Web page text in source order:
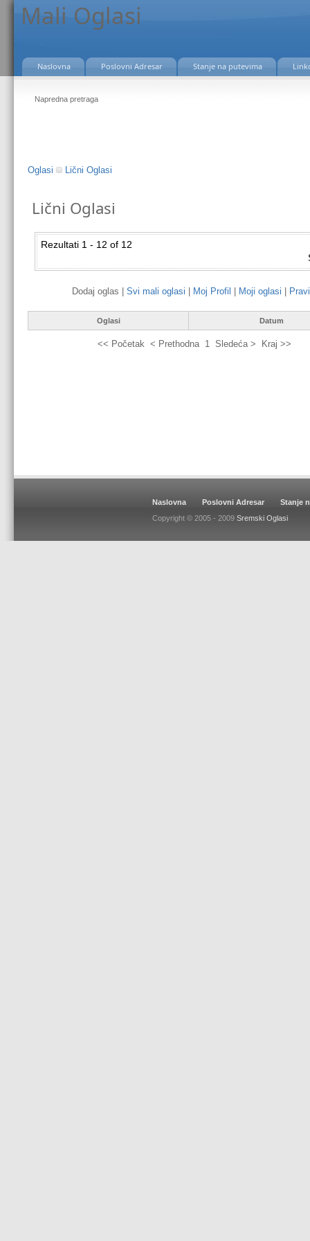
Mali Oglasi
Naslovna Poslovni Adresar Stanje na putevima
Napredna pretraga
Oglasi Lični Oglasi
Lični Oglasi
Rezultati 1 - 12 of 12
Dodaj oglas |Svi mali oglasi Moj Profil Moji oglasi
Oglasi Datum
<< Početak < Prethodna 1 Sledeća > Kraj >>
Naslovna Poslovni Adresar
Stanje
Copyright © 2005 - 2009 Sremski Oglasi